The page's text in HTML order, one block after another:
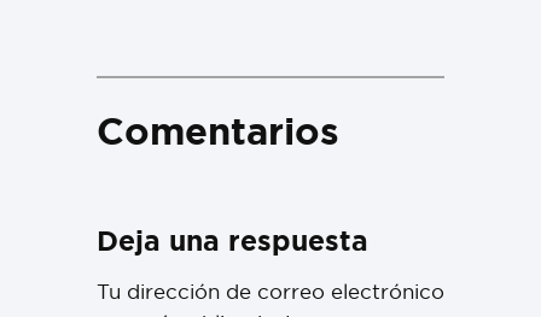
Comentarios
Deja una respuesta
Tu dirección de correo electrónico